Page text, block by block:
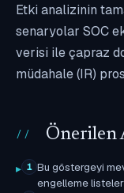
Etki analizinin
senaryolar SOC
verisi ile çapraz
müdahale (IR)
Önerilen
1 Bu göstergeyi
engelleme